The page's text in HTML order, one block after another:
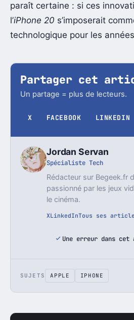
paraît certaine : si ces
l’iPhone 20 s’imposerait
technologique pour les
Partager cet
Un partage = plus de lecteurs.
X FACEBOOK LINKEDIN
Jordan Servan
Spécialiste Tech
Rédacteur sur Begeek.fr
passionné par les jeux
le cinéma.
XLinkedInTous ses
Une erreur dans
SUJETS APPLE IPHONE